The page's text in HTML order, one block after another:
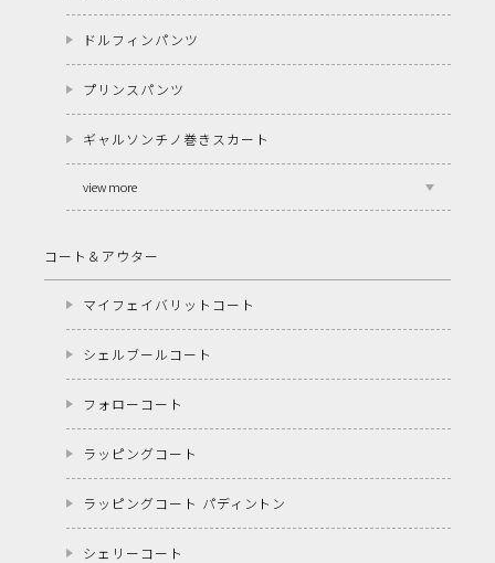
ドルフィンパンツ
プリンスパンツ
ギャルソンチノ巻きスカート
view more
コート＆アウター
マイフェイバリットコート
シェルブールコート
フォローコート
ラッピングコート
ラッピングコート パディントン
シェリーコート